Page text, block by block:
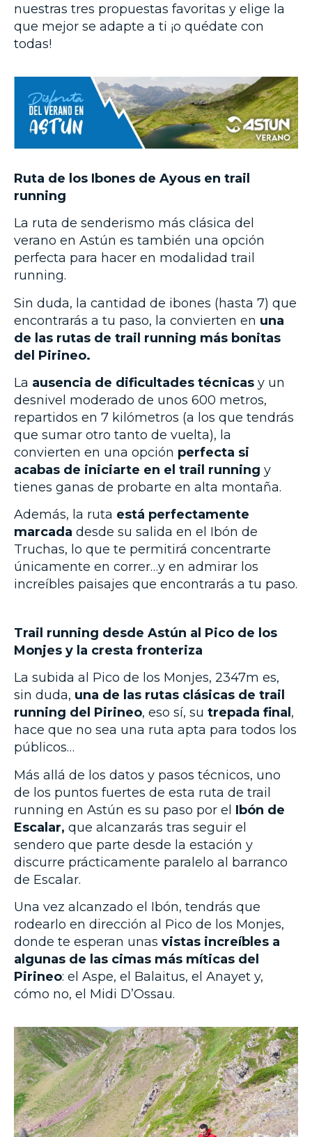
nuestras tres propuestas favoritas y elige la
que mejor se adapte a ti ¡o quédate con
todas!
Ruta de los Ibones de Ayous en trail
running
La ruta de senderismo más clásica del
verano en Astún es también una opción
perfecta para hacer en modalidad trail
running.
Sin duda, la cantidad de ibones (hasta 7) que
encontrarás a tu paso, la convierten en una
de las rutas de trail running más bonitas
del Pirineo.
La ausencia de dificultades técnicas y un
desnivel moderado de unos 600 metros,
repartidos en 7 kilómetros (a los que tendrás
que sumar otro tanto de vuelta), la
convierten en una opción perfecta si
acabas de iniciarte en el trail running y
tienes ganas de probarte en alta montaña.
Además, la ruta está perfectamente
marcada desde su salida en el Ibón de
Truchas, lo que te permitirá concentrarte
únicamente en correr…y en admirar los
increíbles paisajes que encontrarás a tu paso.
Trail running desde Astún al Pico de los
Monjes y la cresta fronteriza
La subida al Pico de los Monjes, 2347m es,
sin duda, una de las rutas clásicas de trail
running del Pirineo, eso sí, su trepada final ,
hace que no sea una ruta apta para todos los
públicos…
Más allá de los datos y pasos técnicos, uno
de los puntos fuertes de esta ruta de trail
running en Astún es su paso por el Ibón de
Escalar, que alcanzarás tras seguir el
sendero que parte desde la estación y
discurre prácticamente paralelo al barranco
de Escalar.
Una vez alcanzado el Ibón, tendrás que
rodearlo en dirección al Pico de los Monjes,
donde te esperan unas vistas increíbles a
algunas de las cimas más míticas del
Pirineo: el Aspe, el Balaitus, el Anayet y,
cómo no, el Midi D’Ossau.